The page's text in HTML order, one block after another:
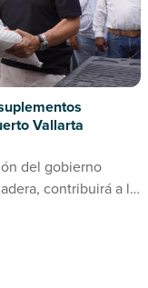
Vallarta
del gobierno
contribuirá a la